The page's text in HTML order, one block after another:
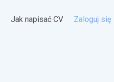
Jak napisać CV Zaloguj się